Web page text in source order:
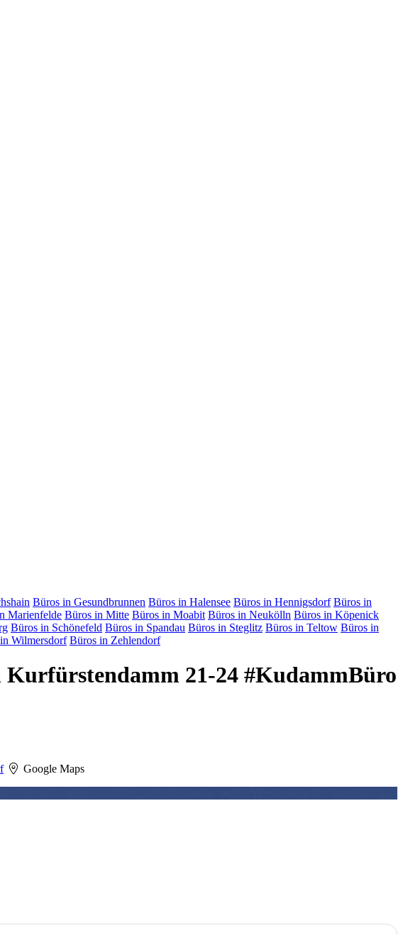
Büros in Gesundbrunnen Büros in Halensee Büros in Hennigsdorf Büros in
Marienfelde Büros in Mitte Büros in Moabit Büros in Neukölln Büros in Köpenick
Büros in Schönefeld Büros in Spandau Büros in Steglitz Büros in Teltow Büros in
Wilmersdorf Büros in Zehlendorf
21-24 #KudammBüro
Google Maps